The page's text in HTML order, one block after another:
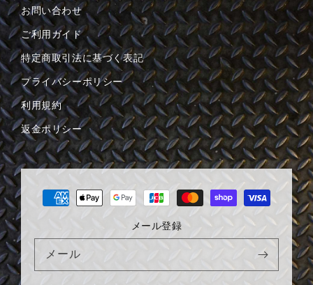
お問い合わせ
ご利用ガイド
特定商取引法に基づく表記
プライバシーポリシー
利用規約
返金ポリシー
決
済
メール登録
メール